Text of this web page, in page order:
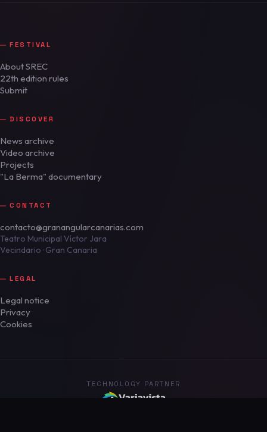
FESTIVAL
About SREC
22th edition rules
Submit
DISCOVER
News archive
Video archive
Projects
"La Berma" documentary
CONTACT
contacto@granangularcanarias.com
Teatro Municipal Víctor Jara
Vecindario · Gran Canaria
LEGAL
Legal notice
Privacy
Cookies
TECHNOLOGY PARTNER